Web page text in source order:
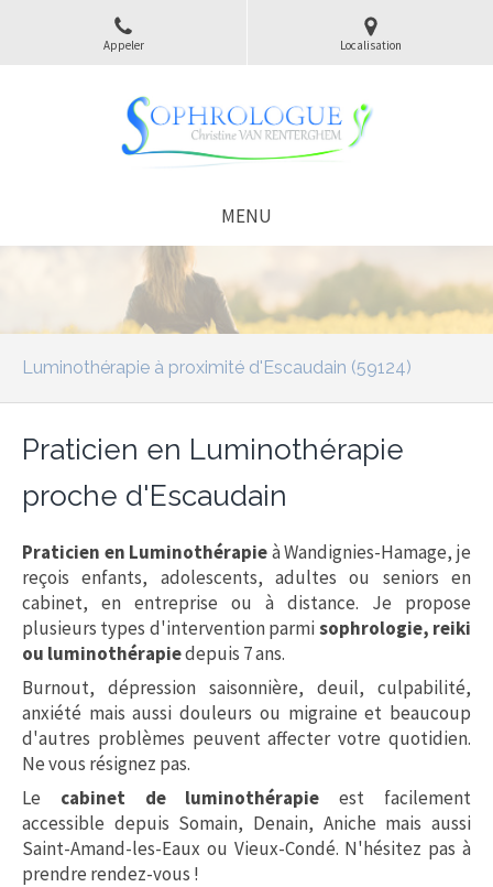
Appeler Localisation
MENU
Luminothérapie à proximité d'Escaudain (59124)
Praticien en Luminothérapie
proche d'Escaudain
Praticien en Luminothérapieà Wandignies-Hamage, je
reçois enfants, adolescents, adultes ou seniors en
cabinet, en entreprise ou à distance. Je propose
plusieurs types d'intervention parmisophrologie, reiki
ou luminothérapiedepuis 7 ans.
Burnout, dépression saisonnière, deuil, culpabilité,
anxiété mais aussi douleurs ou migraine et beaucoup
d'autres problèmes peuvent affecter votre quotidien.
Ne vous résignez pas.
Le cabinet de luminothérapie est facilement
accessible depuis Somain, Denain, Aniche mais aussi
Saint-Amand-les-Eaux ou Vieux-Condé. N'hésitez pas à
prendre rendez-vous !